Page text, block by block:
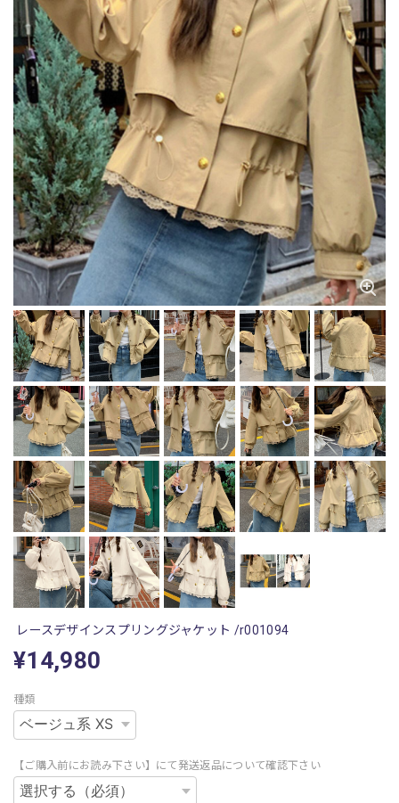
レースデザインスプリングジャケット /r001094
¥14,980
種類
【ご購入前にお読み下さい】にて発送返品について確認下さい